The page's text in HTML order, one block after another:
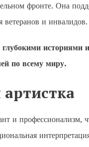
фронте. Она
ветеранов и инвалидов.
по всему миру.
и профессионализм,